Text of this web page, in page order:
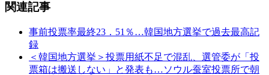
関連記事
事前投票率最終23．51％…韓国地方選挙で過去最高記
録
＜韓国地方選挙＞投票用紙不足で混乱、選管委が「投
票箱は搬送しない」と発表も…ソウル蚕室投票所で朝